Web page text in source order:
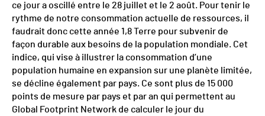
ce jour a oscillé entre le 28 juillet et le 2 août. Pour tenir le
rythme de notre consommation actuelle de ressources, il
faudrait donc cette année 1,8 Terre pour subvenir de
façon durable aux besoins de la population mondiale. Cet
indice, qui vise à illustrer la consommation d’une
population humaine en expansion sur une planète limitée,
se décline également par pays. Ce sont plus de 15 000
points de mesure par pays et par an qui permettent au
Global Footprint Network de calculer le jour du